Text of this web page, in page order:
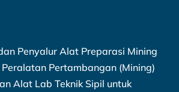
Penyalur Alat Preparasi Mining
Pertambangan (Mining)
Alat Lab Teknik Sipil untuk